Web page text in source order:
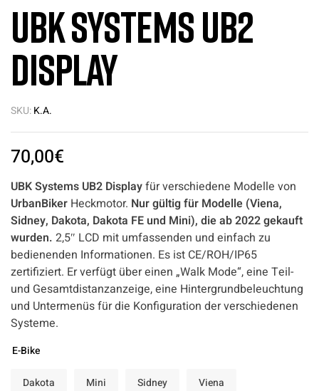
UBK Systems UB2
Display
SKU:K.A.
70,00€
UBK Systems UB2 Displayfür verschiedene Modelle von
UrbanBiker Heckmotor. Nur gültig für Modelle (Viena,
Sidney, Dakota, Dakota FE und Mini), die ab 2022 gekauft
wurden. 2,5″ LCD mit umfassenden und einfach zu
bedienenden Informationen. Es ist CE/ROH/IP65
zertifiziert. Er verfügt über einen „Walk Mode“, eine Teil-
und Gesamtdistanzanzeige, eine Hintergrundbeleuchtung
und Untermenüs für die Konfiguration der verschiedenen
Systeme.
E-Bike
Dakota Mini Sidney Viena